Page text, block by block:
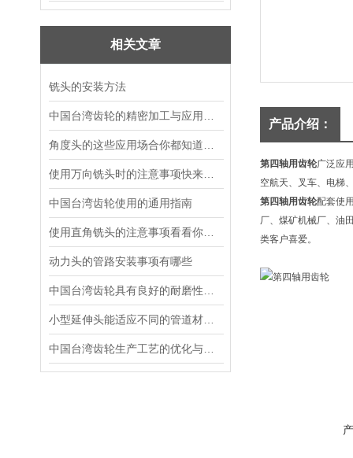
相关文章
铣头的安装方法
中国台湾齿轮使用的通用指南
动力头的管路安装事项有哪些
产品介绍：
第四轴用齿轮广泛应
空航天、叉车、电梯
第四轴用齿轮配套使
厂、煤矿机械厂、油
类客户喜爱。